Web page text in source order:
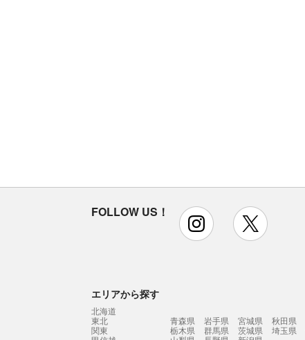
FOLLOW US！ instagram
エリアから探す
北海道
東北
青森県 岩手県 宮城県 秋田県
関東
栃木県 群馬県 茨城県 埼玉県